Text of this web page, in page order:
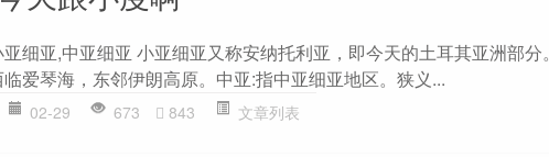
细亚,中亚细亚 小亚细亚又称安纳托利亚，即今天的土耳其亚洲部
爱琴海，东邻伊朗高原。中亚:指中亚细亚地区。狭义...
02-29 673 843 文章列表